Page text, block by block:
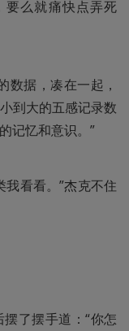
要么就痛快点弄死
数据，凑在一起，
到大的五感记录数
记忆和意识。”
看看。”杰克不住
了摆手道：“你怎